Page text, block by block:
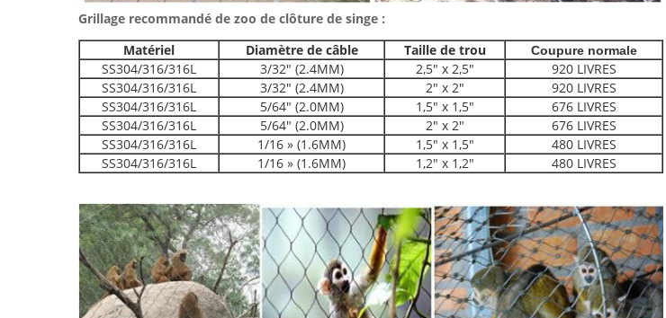
Grillage recommandé de zoo de clôture de singe :
Matériel
Diamètre de câble Taille de trou Coupure normale
SS304/316/316L 3/32" (2.4MM) 2,5" x 2,5"
920 LIVRES
SS304/316/316L
3/32" (2.4MM) 2" x 2"
920 LIVRES
SS304/316/316L
5/64" (2.0MM) 1,5" x 1,5"
676 LIVRES
SS304/316/316L
5/64" (2.0MM) 2" x 2"
676 LIVRES
SS304/316/316L
1/16 » (1.6MM) 1,5" x 1,5"
480 LIVRES
SS304/316/316L
1/16 » (1.6MM) 1,2" x 1,2" 480 LIVRES